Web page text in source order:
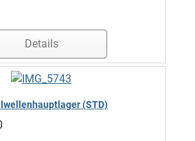
Details
(STD)